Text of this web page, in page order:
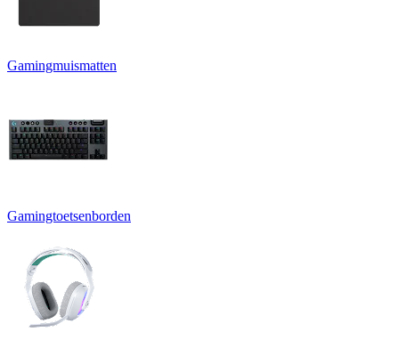
Gamingmuismatten
Gamingtoetsenborden